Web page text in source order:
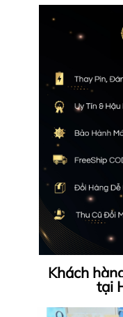
Khách
tại